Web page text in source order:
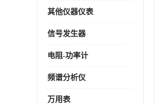
其他仪器仪表
信号发生器
电阻-功率计
频谱分析仪
万用表